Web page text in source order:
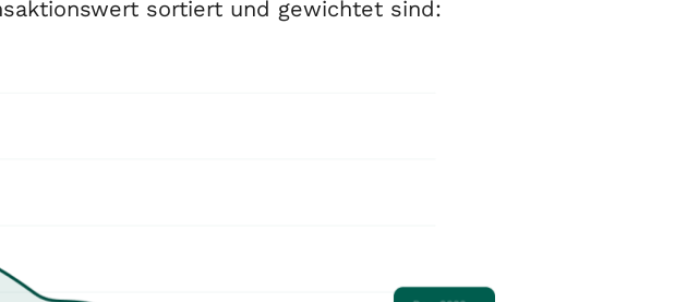
sortiert und gewichtet sind: